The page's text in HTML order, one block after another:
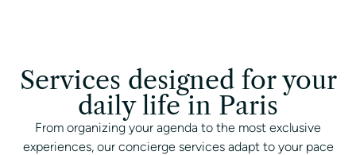
Services designed for your
daily life in Paris
From organizing your agenda to the most exclusive
experiences, our concierge services adapt to your pace